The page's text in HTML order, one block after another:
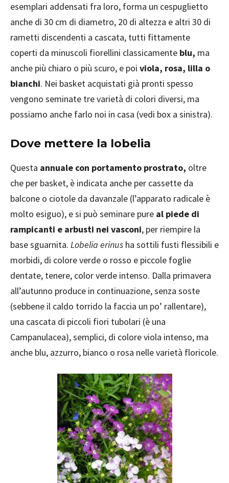
esemplari addensati fra loro, forma un cespuglietto
anche di 30 cm di diametro, 20 di altezza e altri 30 di
rametti discendenti a cascata, tutti fittamente
coperti da minuscoli fiorellini classicamente blu, ma
anche più chiaro o più scuro, e poi viola, rosa, lilla o
bianchi. Nei basket acquistati già pronti spesso
vengono seminate tre varietà di colori diversi, ma
possiamo anche farlo noi in casa (vedi box a sinistra).
Dove mettere la lobelia
Questa annuale con portamento prostrato, oltre
che per basket, è indicata anche per cassette da
balcone o ciotole da davanzale (l’apparato radicale è
molto esiguo), e si può seminare pure al piede di
rampicanti e arbusti nei vasconi, per riempire la
base sguarnita. Lobelia erinus ha sottili fusti flessibili e
morbidi, di colore verde o rosso e piccole foglie
dentate, tenere, color verde intenso. Dalla primavera
all’autunno produce in continuazione, senza soste
(sebbene il caldo torrido la faccia un po’ rallentare),
una cascata di piccoli fiori tubolari (è una
Campanulacea), semplici, di colore viola intenso, ma
anche blu, azzurro, bianco o rosa nelle varietà floricole.